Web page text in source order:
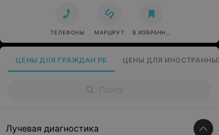
ТЕЛЕФОНЫ МАРШРУТ В ИЗБРАННОЕ
ЦЕНЫ ДЛЯ ГРАЖДАН РБ ЦЕНЫ ДЛЯ
Лучевая диагностика